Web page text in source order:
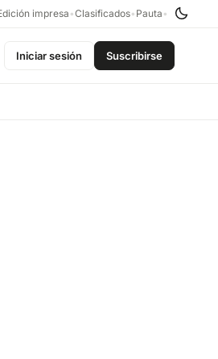
impresa •Clasificados• Pauta •
Iniciar sesión Suscribirse